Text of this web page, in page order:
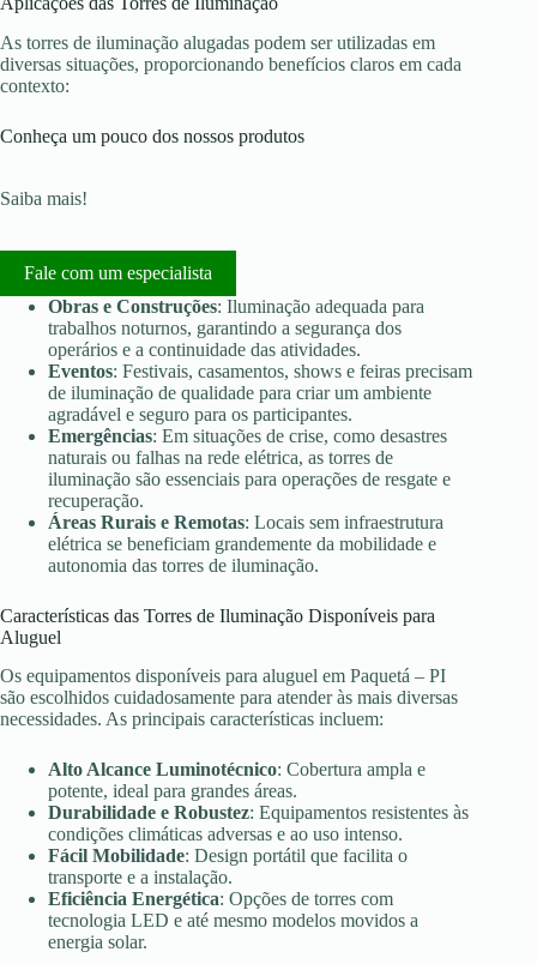
As torres de iluminação alugadas podem ser utilizadas em
diversas situações, proporcionando benefícios claros em cada
contexto:
Conheça um pouco dos nossos produtos
Saiba mais!
Fale com um especialista
Obras e Construções: Iluminação adequada para
trabalhos noturnos, garantindo a segurança dos
operários e a continuidade das atividades.
Eventos: Festivais, casamentos, shows e feiras precisam
de iluminação de qualidade para criar um ambiente
agradável e seguro para os participantes.
Emergências: Em situações de crise, como desastres
naturais ou falhas na rede elétrica, as torres de
iluminação são essenciais para operações de resgate e
recuperação.
Áreas Rurais e Remotas: Locais sem infraestrutura
elétrica se beneficiam grandemente da mobilidade e
autonomia das torres de iluminação.
Características das Torres de Iluminação Disponíveis para
Aluguel
Os equipamentos disponíveis para aluguel em Paquetá – PI
são escolhidos cuidadosamente para atender às mais diversas
necessidades. As principais características incluem:
Alto Alcance Luminotécnico: Cobertura ampla e
potente, ideal para grandes áreas.
Durabilidade e Robustez: Equipamentos resistentes às
condições climáticas adversas e ao uso intenso.
Fácil Mobilidade: Design portátil que facilita o
transporte e a instalação.
Eficiência Energética: Opções de torres com
tecnologia LED e até mesmo modelos movidos a
energia solar.